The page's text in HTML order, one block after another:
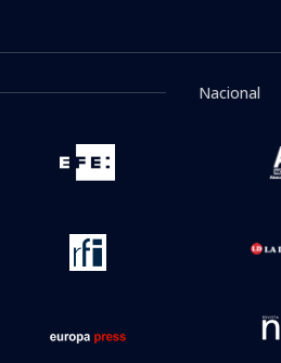
Nacional